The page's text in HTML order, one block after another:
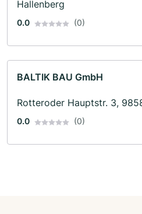
Hallenberg
0.0 (0)
BALTIK BAU GmbH
Rotteroder Hauptstr. 3,
0.0 (0)